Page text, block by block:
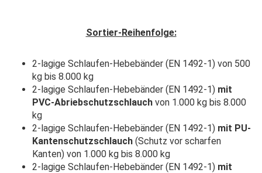
Sortier-Reihenfolge:
2-lagige Schlaufen-Hebebänder (EN 1492-1) von 500
kg bis 8.000 kg
2-lagige Schlaufen-Hebebänder (EN 1492-1) mit
PVC-Abriebschutzschlauch von 1.000 kg bis 8.000
kg
2-lagige Schlaufen-Hebebänder (EN 1492-1) mit PU-
Kantenschutzschlauch (Schutz vor scharfen
Kanten) von 1.000 kg bis 8.000 kg
2-lagige Schlaufen-Hebebänder (EN 1492-1) mit